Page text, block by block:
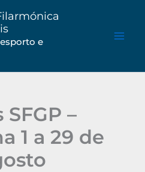
e
SFGP –
1 a 29 de